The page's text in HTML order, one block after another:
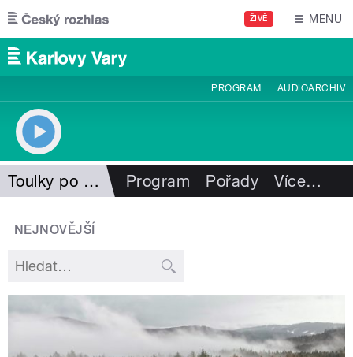
Přejít k hlavnímu obsahu
ŽIVĚ MENU
PROGRAM AUDIOARCHIV
Toulky po Brdech Program Pořady Více…
NEJNOVĚJŠÍ